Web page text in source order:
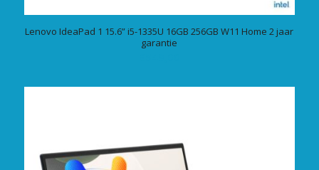
Lenovo IdeaPad 1 15.6” i5-1335U 16GB 256GB W11 Home 2 jaar
garantie